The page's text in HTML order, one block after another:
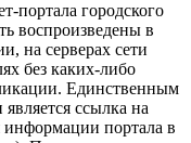
портала городского
воспроизведены в
на серверах сети
без каких-либо
Единственным
ссылка на
информации портала в